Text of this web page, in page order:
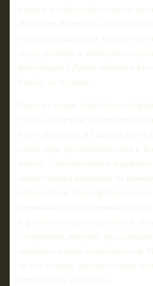
умение распределять силы и
Накануне Непряева сознательно
сохранив максимум энергии
тогда тренеры и эксперты
Финляндии у Дарьи появится
борьбу за медали.
Один из самых известных
страны Дмитрий Губерниев
что и Непряева, и Савелий (речь
также ярко проявившем себя в
борьбу с абсолютными лидерами
акцентировал внимание на
олимпийские триумфаторы
переживают естественный спад
и физически перезагрузиться. В
соперников, которые продолжают
появляется окно возможностей.
по его словам, вполне готовы
штурмовать пьедестал.